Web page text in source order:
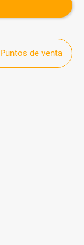
Puntos de venta